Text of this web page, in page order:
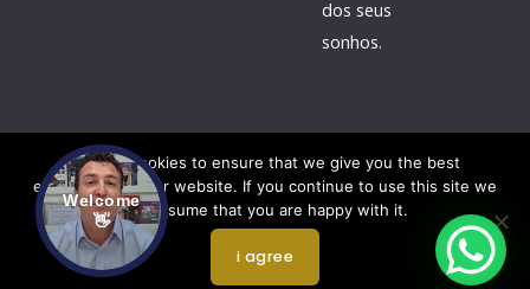
dos seus
sonhos.
Direitos autorais © 2026 por Gradeup
Redesign do site por webtec
We use cookies to ensure that we give you the best
experience on our website. If you continue to use this site we
will assume that you are happy with it.
i agree
Welcome
👋